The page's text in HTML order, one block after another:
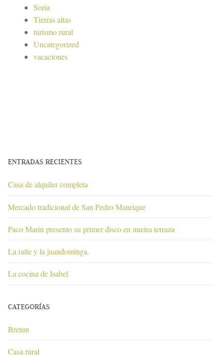
Soria
Tierras altas
turismo rural
Uncategorized
vacaciones
ENTRADAS RECIENTES
Casa de alquiler completa
Mercado tradicional de San Pedro Manrique
Paco Marin presento su primer disco en nuetra terraza
La rañe y la juandominga.
La cocina de Isabel
CATEGORÍAS
Bretun
Casa rural